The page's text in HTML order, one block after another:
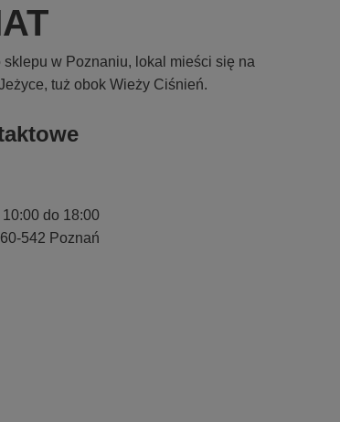
w Poznaniu, lokal mieści się na
tuż obok Wieży Ciśnień.
10:00 do 18:00
542 Poznań